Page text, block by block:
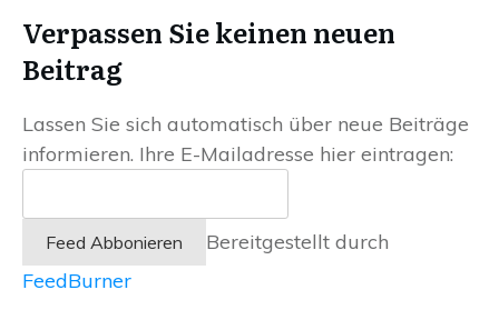
Verpassen Sie keinen neuen
Beitrag
Lassen Sie sich automatisch über neue Beiträge
informieren. Ihre E-Mailadresse hier eintragen:
Bereitgestellt durch
FeedBurner